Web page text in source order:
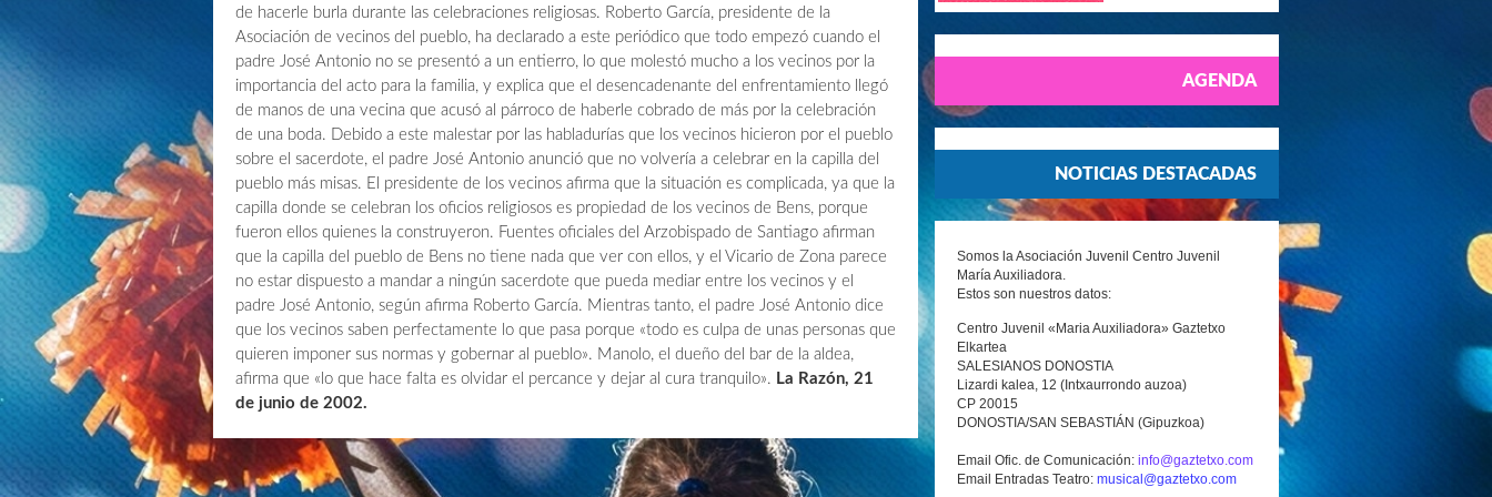
AGENDA
NOTICIAS DESTACADAS
Somos la Asociación Juvenil Centro Juvenil
María Auxiliadora.
Estos son nuestros datos:
Centro Juvenil «Maria Auxiliadora» Gaztetxo
Elkartea
SALESIANOS DONOSTIA
Lizardi kalea, 12 (Intxaurrondo auzoa)
CP 20015
DONOSTIA/SAN SEBASTIÁN (Gipuzkoa)
Email Ofic. de Comunicación: info@gaztetxo.com
Email Entradas Teatro: musical@gaztetxo.com
de hacerle burla durante las celebraciones religiosas. Roberto García, presidente de la
Asociación de vecinos del pueblo, ha declarado a este periódico que todo empezó cuando el
padre José Antonio no se presentó a un entierro, lo que molestó mucho a los vecinos por la
importancia del acto para la familia, y explica que el desencadenante del enfrentamiento llegó
de manos de una vecina que acusó al párroco de haberle cobrado de más por la celebración
de una boda. Debido a este malestar por las habladurías que los vecinos hicieron por el pueblo
sobre el sacerdote, el padre José Antonio anunció que no volvería a celebrar en la capilla del
pueblo más misas. El presidente de los vecinos afirma que la situación es complicada, ya que la
capilla donde se celebran los oficios religiosos es propiedad de los vecinos de Bens, porque
fueron ellos quienes la construyeron. Fuentes oficiales del Arzobispado de Santiago afirman
que la capilla del pueblo de Bens no tiene nada que ver con ellos, y el Vicario de Zona parece
no estar dispuesto a mandar a ningún sacerdote que pueda mediar entre los vecinos y el
padre José Antonio, según afirma Roberto García. Mientras tanto, el padre José Antonio dice
que los vecinos saben perfectamente lo que pasa porque «todo es culpa de unas personas que
quieren imponer sus normas y gobernar al pueblo». Manolo, el dueño del bar de la aldea,
afirma que «lo que hace falta es olvidar el percance y dejar al cura tranquilo». La Razón, 21
de junio de 2002.